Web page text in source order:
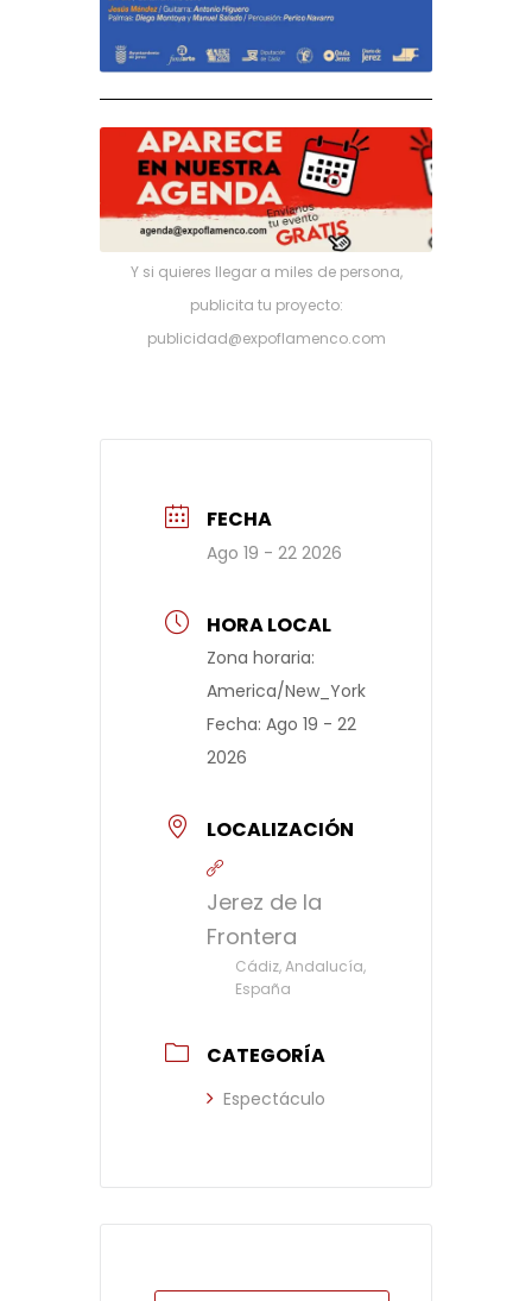
Y si quieres llegar a miles de persona,
publicita tu proyecto:
publicidad@expoflamenco.com
FECHA
Ago 19 - 22 2026
HORA LOCAL
Zona horaria:
America/New_York
Fecha: Ago 19 - 22
2026
LOCALIZACIÓN
Jerez de la
Frontera
Cádiz, Andalucía,
España
CATEGORÍA
Espectáculo